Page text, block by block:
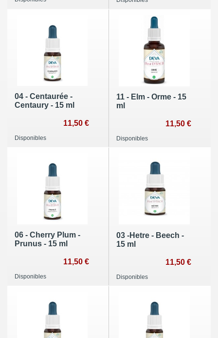
04 - Centaurée -
Centaury - 15 ml
11,50 €
Disponibles
11 - Elm - Orme - 15
ml
11,50 €
Disponibles
06 - Cherry Plum -
Prunus - 15 ml
11,50 €
Disponibles
03 -Hetre - Beech -
15 ml
11,50 €
Disponibles